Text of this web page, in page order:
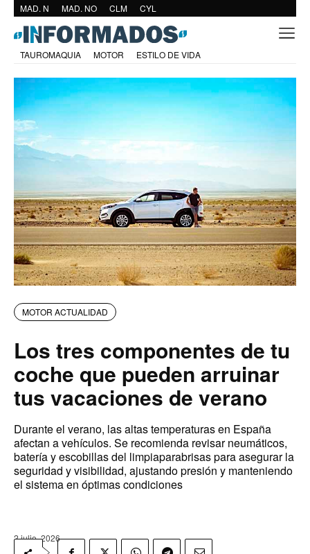
MAD. N MAD. NO CLM CYL
TAUROMAQUIA MOTOR ESTILO DE VIDA
MOTOR ACTUALIDAD
Los tres componentes de tu
coche que pueden arruinar
tus vacaciones de verano
Durante el verano, las altas temperaturas en España
afectan a vehículos. Se recomienda revisar neumáticos,
batería y escobillas del limpiaparabrisas para asegurar la
seguridad y visibilidad, ajustando presión y manteniendo
el sistema en óptimas condiciones
2 julio, 2026